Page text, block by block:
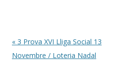
Post navigation
« 3 Prova XVI Lliga Social 13
Novembre / Loteria Nadal